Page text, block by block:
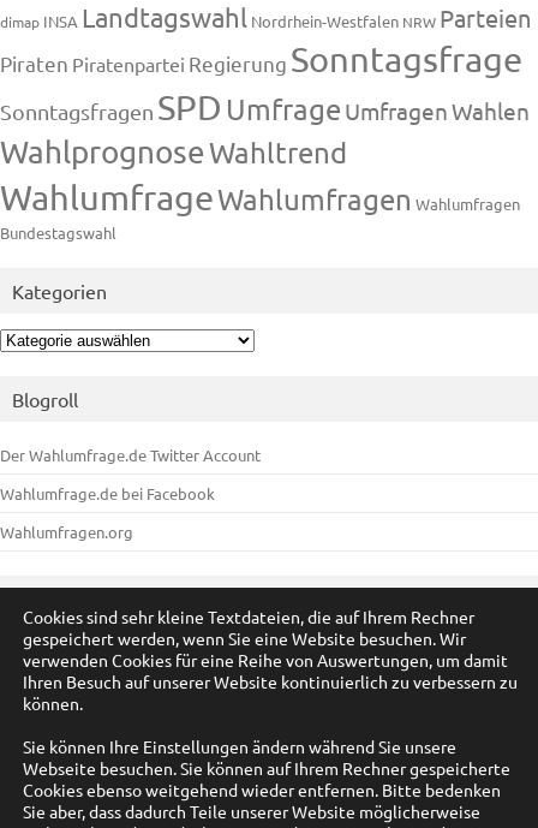
dimap INSA Landtagswahl Nordrhein-Westfalen NRW Parteien
Piraten Piratenpartei Regierung Sonntagsfrage
Sonntagsfragen SPD Umfrage UmfragenWahlen
WahlprognoseWahltrend
WahlumfrageWahlumfragen Wahlumfragen
Bundestagswahl
Kategorien
Kategorien
Blogroll
Der Wahlumfrage.de Twitter Account
Wahlumfrage.de bei Facebook
Wahlumfragen.org
Anmelden
Eintrags-Feed
WordPress.org
Cookies sind sehr kleine Textdateien, die auf Ihrem Rechner
gespeichert werden, wenn Sie eine Website besuchen. Wir
verwenden Cookies für eine Reihe von Auswertungen, um damit
Ihren Besuch auf unserer Website kontinuierlich zu verbessern zu
können.
Sie können Ihre Einstellungen ändern während Sie unsere
Webseite besuchen. Sie können auf Ihrem Rechner gespeicherte
Cookies ebenso weitgehend wieder entfernen. Bitte bedenken
Sie aber, dass dadurch Teile unserer Website möglicherweise